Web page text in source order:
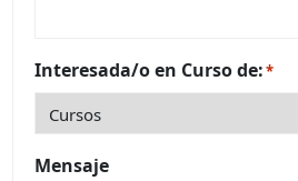
Interesada/o en Curso de:*
Mensaje